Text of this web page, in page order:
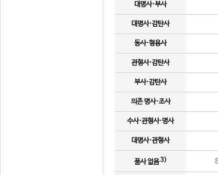
대명사·부사
대명사·감탄사
동사·형용사
관형사·감탄사
부사·감탄사
의존 명사·조사
수사·관형사·명사
대명사·관형사
품사 없음3)